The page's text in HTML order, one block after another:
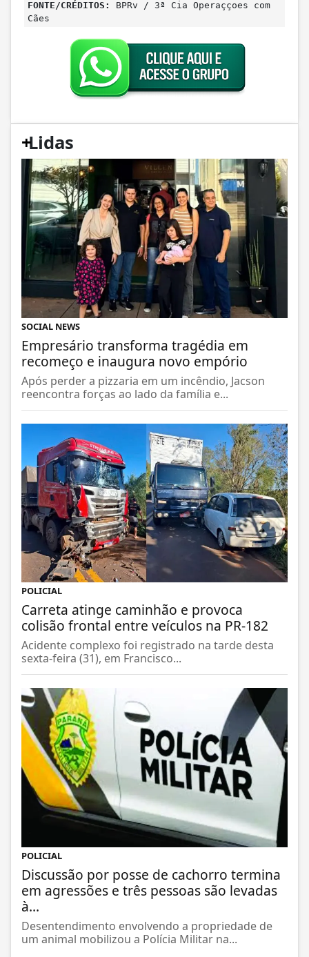
FONTE/CRÉDITOS:
BPRv / 3ª Cia Operaççoes com
Cães
+
Lidas
SOCIAL NEWS
Empresário transforma tragédia em
recomeço e inaugura novo empório
Após perder a pizzaria em um incêndio, Jacson
reencontra forças ao lado da família e...
POLICIAL
Carreta atinge caminhão e provoca
colisão frontal entre veículos na PR-182
Acidente complexo foi registrado na tarde desta
sexta-feira (31), em Francisco...
POLICIAL
Discussão por posse de cachorro termina
em agressões e três pessoas são levadas
à...
Desentendimento envolvendo a propriedade de
um animal mobilizou a Polícia Militar na...